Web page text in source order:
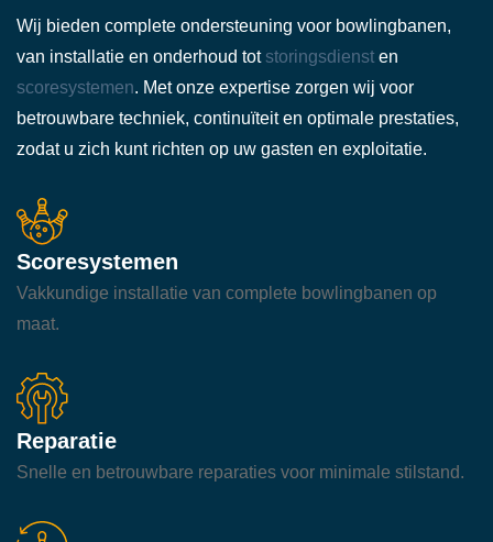
Wij bieden complete ondersteuning voor bowlingbanen,
van installatie en onderhoud tot storingsdienst en
scoresystemen. Met onze expertise zorgen wij voor
betrouwbare techniek, continuïteit en optimale prestaties,
zodat u zich kunt richten op uw gasten en exploitatie.
Scoresystemen
Vakkundige installatie van complete bowlingbanen op
maat.
Reparatie
Snelle en betrouwbare reparaties voor minimale stilstand.